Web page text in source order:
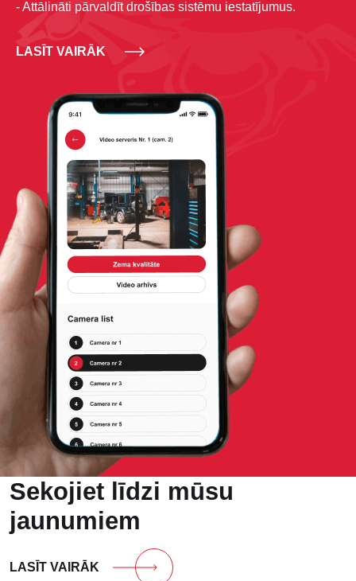
- Attālināti pārvaldīt drošības sistēmu iestatījumus.
LASĪT VAIRĀK
Sekojiet līdzi mūsu
jaunumiem
LASĪT VAIRĀK